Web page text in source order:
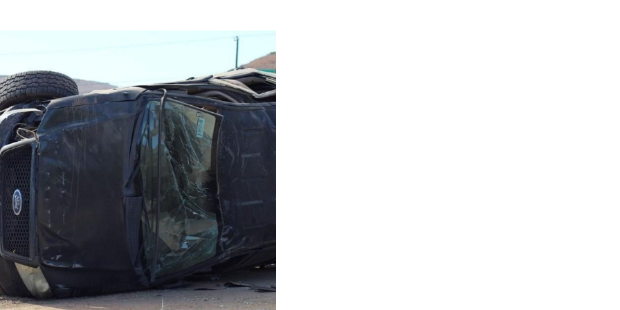
🚓🚑 apoyan en la zona.
28, 2022